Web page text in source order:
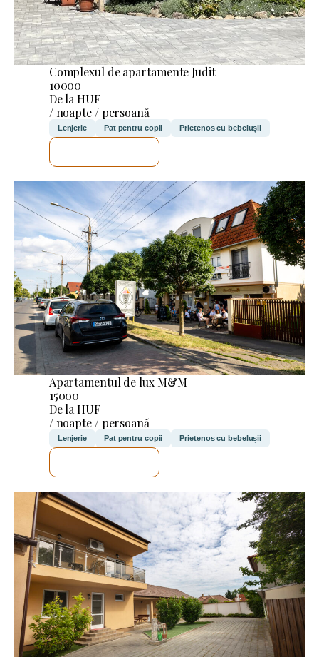
Complexul de apartamente Judit
10000
De la HUF
/ noapte / persoană
Lenjerie Pat pentru copii Prietenos cu bebelușii
Apartamentul de lux M&M
15000
De la HUF
/ noapte / persoană
Lenjerie Pat pentru copii Prietenos cu bebelușii